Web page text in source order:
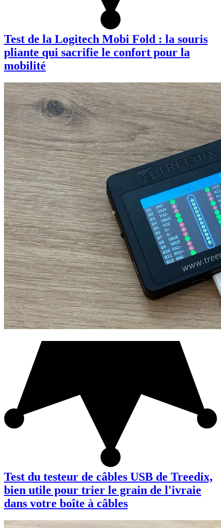
Test de la Logitech Mobi Fold : la souris
pliante qui sacrifie le confort pour la
mobilité
Test du testeur de câbles USB de Treedix,
bien utile pour trier le grain de l'ivraie
dans votre boîte à câbles